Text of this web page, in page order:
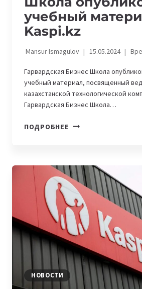
учебный
Kaspi.kz
Mansur Ismagulov 15.05.2024
Гарвардская Бизнес Школа
учебный материал, посвященный
казахстанской технологической
Гарвардская Бизнес Школа…
ПОДРОБНЕЕ ГАРВАРДСКАЯ
УЧЕБНЫЙ
МАТЕРИАЛ
KASPI.KZ
НОВОСТИ